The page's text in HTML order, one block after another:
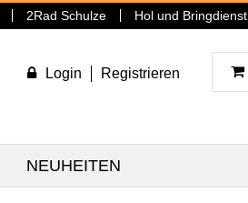
2Rad Schulze Hol und Bringdienst
Login Registrieren
NEUHEITEN